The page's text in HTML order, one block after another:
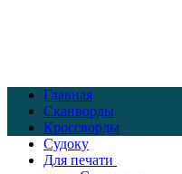
Главная
Сканворды
Кроссворды
Судоку
Для печати